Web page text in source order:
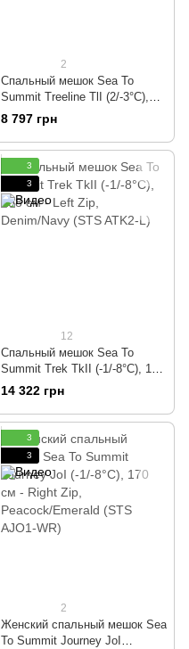
2
Спальный мешок Sea To
Summit Treeline TlI (2/-3°C),
183 см - Left Zip, Black (STS
8 797 грн
3
3
12
Спальный мешок Sea To
Summit Trek TkII (-1/-8°C), 198
см - Left Zip, Denim/Navy (STS
14 322 грн
3
3
2
Женский спальный мешок Sea
To Summit Journey JoI